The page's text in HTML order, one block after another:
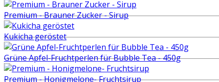
Premium - Brauner Zucker - Sirup
Kukicha geröstet
Grüne Apfel-Fruchtperlen für Bubble Tea - 450g
Premium - Honigmelone- Fruchtsirup